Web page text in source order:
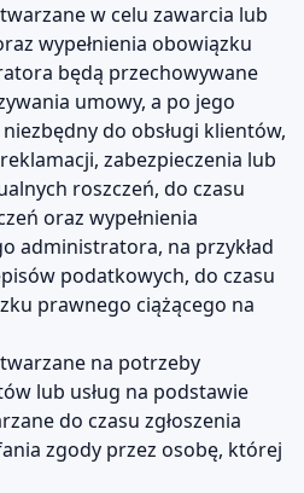
w celu zawarcia lub
wypełnienia obowiązku
będą przechowywane
umowy, a po jego
do obsługi klientów,
zabezpieczenia lub
roszczeń, do czasu
oraz wypełnienia
administratora, na przykład
podatkowych, do czasu
prawnego ciążącego na
na potrzeby
lub usług na podstawie
do czasu zgłoszenia
zgody przez osobę, której